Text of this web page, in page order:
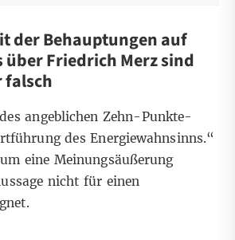
der Behauptungen auf
über Friedrich Merz sind
falsch
angeblichen Zehn-Punkte-
des Energiewahnsinns.“
eine Meinungsäußerung
nicht für einen
.